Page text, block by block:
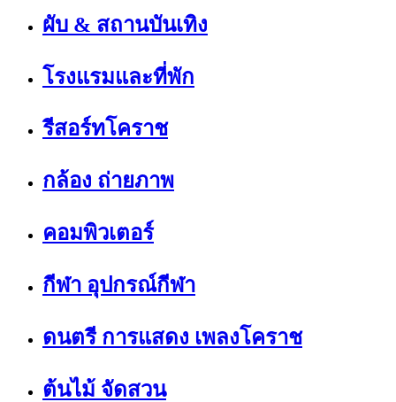
ผับ & สถานบันเทิง
โรงแรมและที่พัก
รีสอร์ทโคราช
กล้อง ถ่ายภาพ
คอมพิวเตอร์
กีฬา อุปกรณ์กีฬา
ดนตรี การแสดง เพลงโคราช
ต้นไม้ จัดสวน